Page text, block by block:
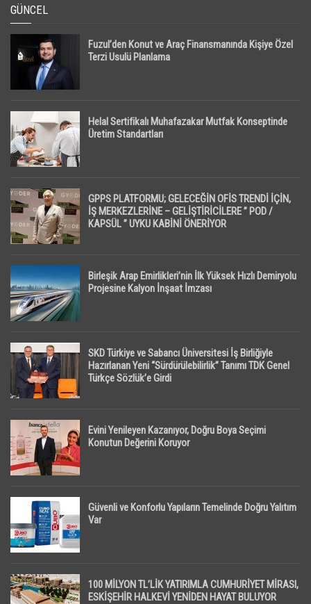
GÜNCEL
Fuzul’den Konut ve Araç Finansmanında Kişiye Özel
Terzi Usulü Planlama
Helal Sertifikalı Muhafazakar Mutfak Konseptinde
Üretim Standartları
GPPS PLATFORMU; GELECEĞİN OFİS TRENDİ İÇİN,
İŞ MERKEZLERİNE – GELİŞTİRİCİLERE ” POD /
KAPSÜL ” UYKU KABİNİ ÖNERİYOR
Birleşik Arap Emirlikleri’nin İlk Yüksek Hızlı Demiryolu
Projesine Kalyon İnşaat İmzası
SKD Türkiye ve Sabancı Üniversitesi İş Birliğiyle
Hazırlanan Yeni “Sürdürülebilirlik” Tanımı TDK Genel
Türkçe Sözlük’e Girdi
Evini Yenileyen Kazanıyor, Doğru Boya Seçimi
Konutun Değerini Koruyor
Güvenli ve Konforlu Yapıların Temelinde Doğru Yalıtım
Var
100 MİLYON TL’LİK YATIRIMLA CUMHURİYET MİRASI,
ESKİŞEHİR HALKEVİ YENİDEN HAYAT BULUYOR